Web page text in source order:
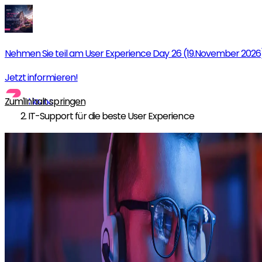
Nehmen Sie teil am User Experience Day 26 (19.November
Jetzt informieren!
Zum Inhalt springen
Home
IT-Support für die beste User Experience